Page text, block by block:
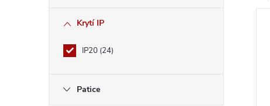
Krytí IP
IP20 24
Patice
z